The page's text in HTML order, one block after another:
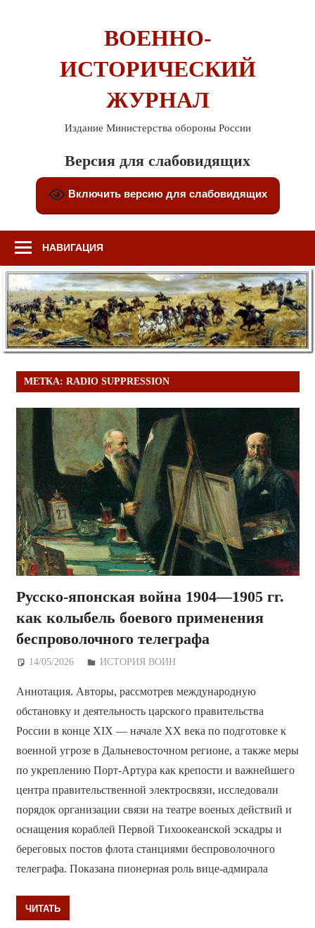
ВОЕННО-
ИСТОРИЧЕСКИЙ
ЖУРНАЛ
Издание Министерства обороны России
Версия для слабовидящих
Включить версию для слабовидящих
НАВИГАЦИЯ
МЕТКА: RADIO SUPPRESSION
Русско-японская война 1904—1905 гг.
как колыбель боевого применения
беспроволочного телеграфа
14/05/2026 Дежурный по Редакции
ИСТОРИЯ ВОИН
Аннотация. Авторы, рассмотрев международную
обстановку и деятельность царского правительства
России в конце XIX — начале XX века по подготовке к
военной угрозе в Дальневосточном регионе, а также меры
по укреплению Порт-Артура как крепости и важнейшего
центра правительственной электросвязи, исследовали
порядок организации связи на театре военых действий и
оснащения кораблей Первой Тихоокеанской эскадры и
береговых постов флота станциями беспроволочного
телеграфа. Показана пионерная роль вице-адмирала
ЧИТАТЬ